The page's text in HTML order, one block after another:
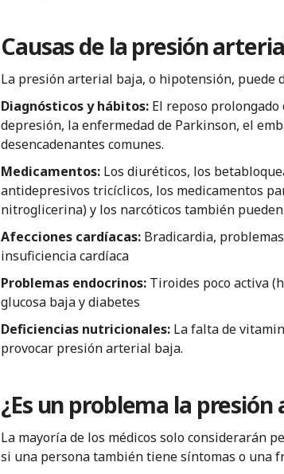
Causas de la presión
La presión arterial baja, o hipotensión, puede
Diagnósticos y hábitos:El reposo prolongado
depresión, la enfermedad de Parkinson, el
desencadenantes comunes.
Medicamentos:Los diuréticos, los
antidepresivos tricíclicos, los medicamentos
nitroglicerina) y los narcóticos también
Afecciones cardíacas:Bradicardia,
insuficiencia cardíaca
Problemas endocrinos:Tiroides poco activa
glucosa baja y diabetes
Deficiencias nutricionales:La falta de
provocar presión arterial baja.
¿Es un problema la
La mayoría de los médicos solo considerarán
si una persona también tiene síntomas o una